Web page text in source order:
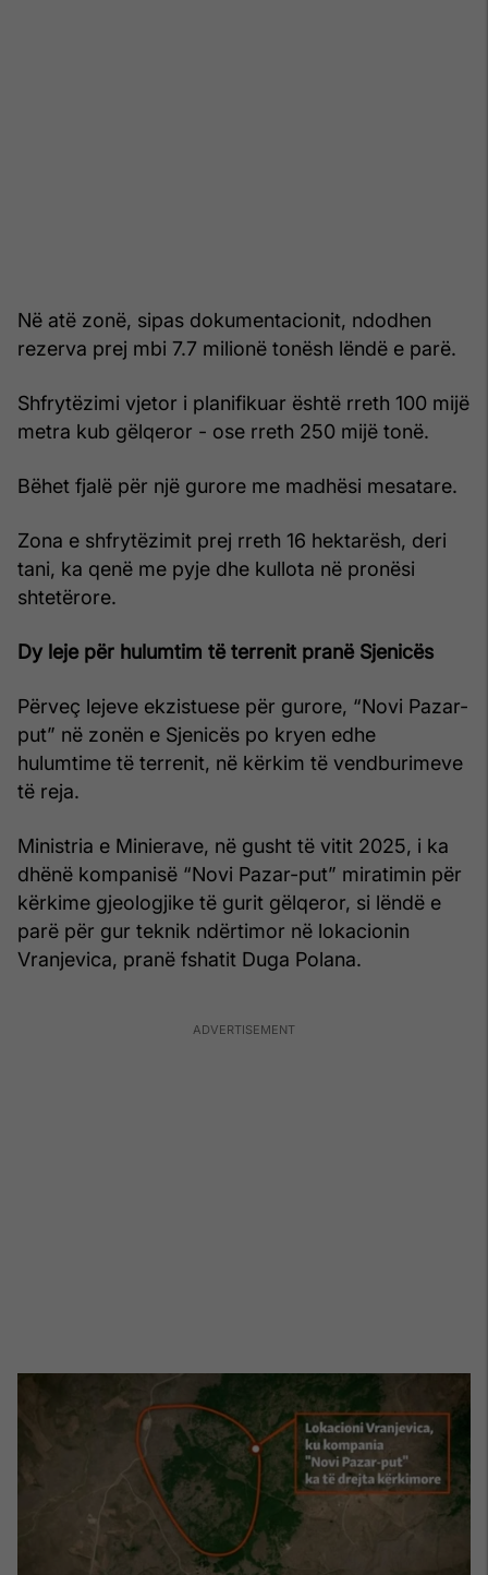
Në atë zonë, sipas dokumentacionit, ndodhen
rezerva prej mbi 7.7 milionë tonësh lëndë e parë.
Shfrytëzimi vjetor i planifikuar është rreth 100 mijë
metra kub gëlqeror - ose rreth 250 mijë tonë.
Bëhet fjalë për një gurore me madhësi mesatare.
Zona e shfrytëzimit prej rreth 16 hektarësh, deri
tani, ka qenë me pyje dhe kullota në pronësi
shtetërore.
Dy leje për hulumtim të terrenit pranë Sjenicës
Përveç lejeve ekzistuese për gurore, “Novi Pazar-
put” në zonën e Sjenicës po kryen edhe
hulumtime të terrenit, në kërkim të vendburimeve
të reja.
Ministria e Minierave, në gusht të vitit 2025, i ka
dhënë kompanisë “Novi Pazar-put” miratimin për
kërkime gjeologjike të gurit gëlqeror, si lëndë e
parë për gur teknik ndërtimor në lokacionin
Vranjevica, pranë fshatit Duga Polana.